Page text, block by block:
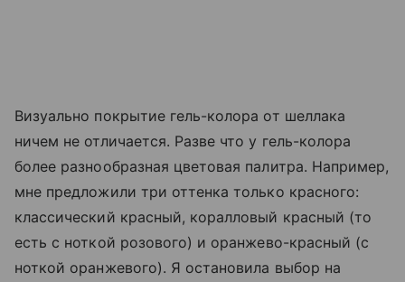
Визуально покрытие гель-колора от шеллака
ничем не отличается. Разве что у гель-колора
более разнообразная цветовая палитра. Например,
мне предложили три оттенка только красного:
классический красный, коралловый красный (то
есть с ноткой розового) и оранжево-красный (с
ноткой оранжевого). Я остановила выбор на